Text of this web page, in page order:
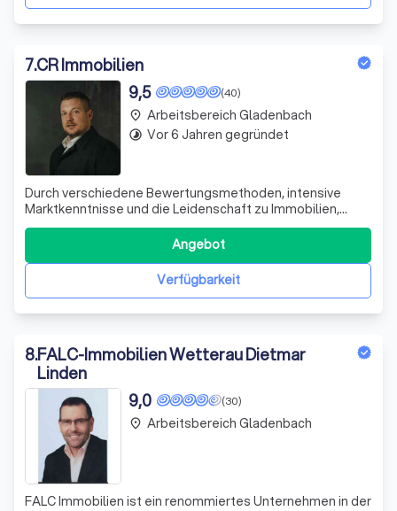
7.CR Immobilien
(40)
9,5
Durch verschiedene Bewertungsmethoden, intensive
Marktkenntnisse und die Leidenschaft zu Immobilien,
entwickeln wir die optimale Vermarktungsstrategie, um Ihr
Objekt Best möglich in Szene zu setzen.
Verfügbarkeit
Angebot
place Arbeitsbereich Gladenbach
timelapse Vor 6 Jahren gegründet
8.FALC-Immobilien Wetterau Dietmar
Linden
(30)
9,0
FALC Immobilien ist ein renommiertes Unternehmen in der
place Arbeitsbereich Gladenbach